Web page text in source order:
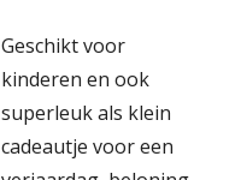
Geschikt voor
kinderen en ook
superleuk als klein
cadeautje voor een